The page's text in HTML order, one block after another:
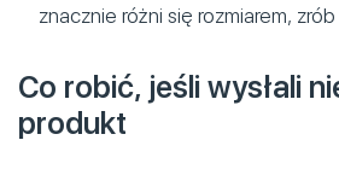
znacznie różni się rozmiarem,
Co robić, jeśli wysłali
produkt